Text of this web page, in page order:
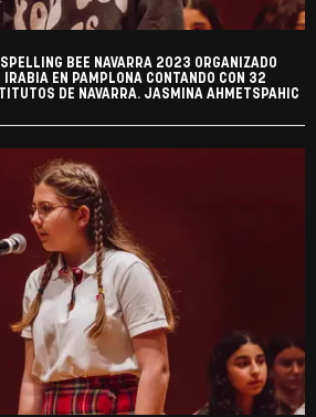
BEE NAVARRA 2023 ORGANIZADO
IRABIA EN PAMPLONA CONTANDO CON 32
DE NAVARRA. JASMINA AHMETSPAHIC